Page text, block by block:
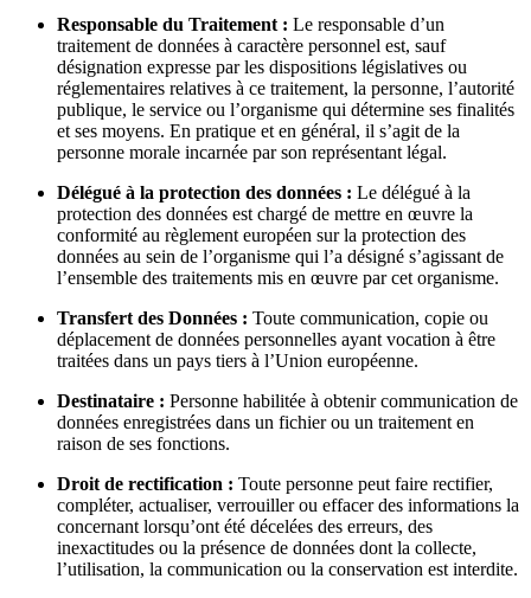
Responsable du Traitement : Le responsable d’un
traitement de données à caractère personnel est, sauf
désignation expresse par les dispositions législatives ou
réglementaires relatives à ce traitement, la personne, l’autorité
publique, le service ou l’organisme qui détermine ses finalités
et ses moyens. En pratique et en général, il s’agit de la
personne morale incarnée par son représentant légal.
Délégué à la protection des données : Le délégué à la
protection des données est chargé de mettre en œuvre la
conformité au règlement européen sur la protection des
données au sein de l’organisme qui l’a désigné s’agissant de
l’ensemble des traitements mis en œuvre par cet organisme.
Transfert des Données : Toute communication, copie ou
déplacement de données personnelles ayant vocation à être
traitées dans un pays tiers à l’Union européenne.
Destinataire : Personne habilitée à obtenir communication de
données enregistrées dans un fichier ou un traitement en
raison de ses fonctions.
Droit de rectification : Toute personne peut faire rectifier,
compléter, actualiser, verrouiller ou effacer des informations la
concernant lorsqu’ont été décelées des erreurs, des
inexactitudes ou la présence de données dont la collecte,
l’utilisation, la communication ou la conservation est interdite.